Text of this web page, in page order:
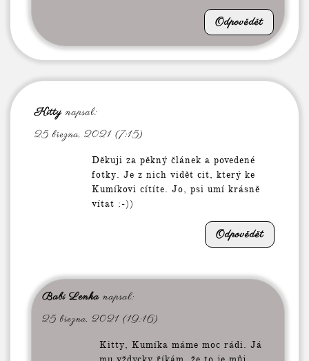
Odpovědět
Kitty napsal:
25 března, 2021 (7:15)
Děkuji za pěkný článek a povedené
fotky. Je z nich vidět cit, který ke
Kumíkovi cítíte. Jo, psi umí krásně
vítat :-))
Odpovědět
Babi Lenka napsal:
25 března, 2021 (19:16)
Kitty, Kumíka máme moc rádi. Já